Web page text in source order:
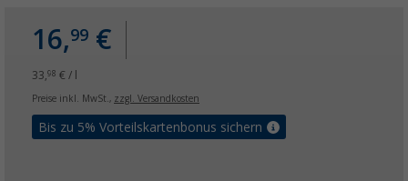
16,99 €
33,98 € / l
Preise inkl. MwSt., zzgl. Versandkosten
Bis zu 5% Vorteilskartenbonus sichern